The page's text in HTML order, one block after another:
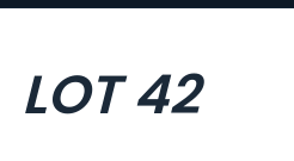
LOT 42